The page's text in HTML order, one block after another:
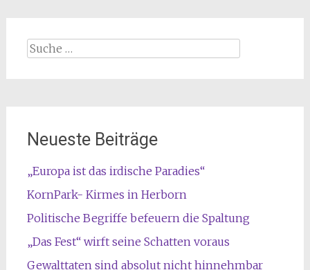
Suche
nach:
Neueste Beiträge
„Europa ist das irdische Paradies“
KornPark- Kirmes in Herborn
Politische Begriffe befeuern die Spaltung
„Das Fest“ wirft seine Schatten voraus
Gewalttaten sind absolut nicht hinnehmbar